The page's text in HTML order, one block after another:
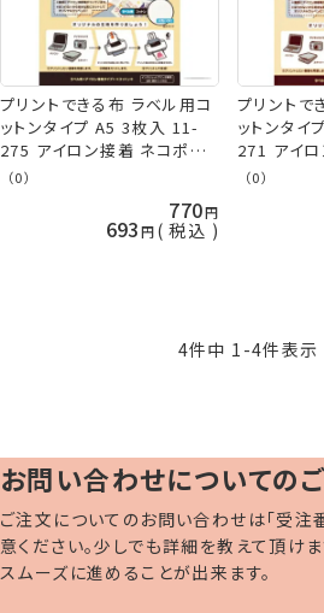
プリントできる布 ラベル用コ
ットンタイプ A5 3枚入 11-
275 アイロン接着 ネコポス
可 tkk KAWAGUCHI 手芸の
（0）
770
693 税込
プリントで
ットンタ
271 アイ
可 tkk
（0）
4件中 1 -4件表示
お問い合わせについての
ご注文についてのお問い合わせは「受注
意ください。少しでも詳細を教えて頂け
スムーズに進めることが出来ます。